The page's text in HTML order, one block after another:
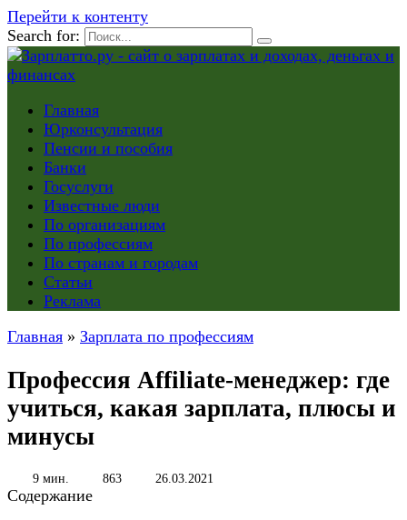
Перейти к контенту
Search for:
Главная
Юрконсультация
Пенсии и пособия
Банки
Госуслуги
Известные люди
По организациям
По профессиям
По странам и городам
Статьи
Реклама
Главная » Зарплата по профессиям
Профессия Аffiliate-менеджер: где
учиться, какая зарплата, плюсы и
минусы
9 мин. 863 26.03.2021
Содержание